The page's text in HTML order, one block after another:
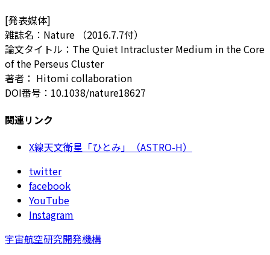
[発表媒体]
雑誌名：Nature （2016.7.7付）
論文タイトル：The Quiet Intracluster Medium in the Core
of the Perseus Cluster
著者： Hitomi collaboration
DOI番号：10.1038/nature18627
関連リンク
X線天文衛星「ひとみ」（ASTRO-H）
twitter
facebook
YouTube
Instagram
宇宙航空研究開発機構